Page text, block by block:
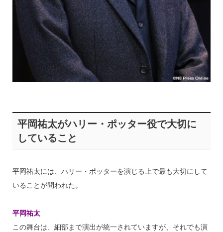
平岡祐太がハリー・ポッター役で大切に
していること
平岡祐太には、ハリー・ポッターを演じる上で最も大切にして
いることが問われた。
平岡祐太
この舞台は、細部まで演出が統一されていますが、それでも演